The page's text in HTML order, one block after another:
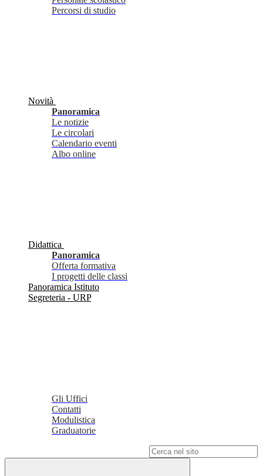
Percorsi di studio
Novità
Panoramica
Le notizie
Le circolari
Calendario eventi
Albo online
Didattica
Panoramica
Offerta formativa
I progetti delle classi
Panoramica Istituto
Segreteria - URP
Gli Uffici
Contatti
Modulistica
Graduatorie